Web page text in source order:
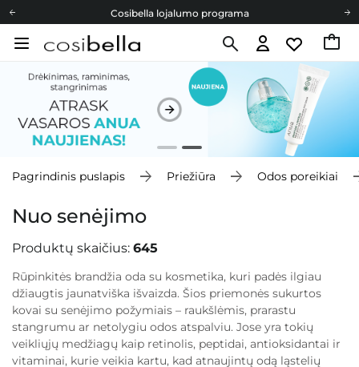
Cosibella lojalumo programa
Nemokamas pristatymas nuo 40,00 €
Cosibella lojalumo programa
Nemokamas pristatymas nuo 40,00 €
Dovanų Kortelės
Pagrindinis puslapis Priežiūra Odos poreikiai
Nuo senėjimo
Produktų skaičius: 645
Rūpinkitės brandžia oda su kosmetika, kuri padės ilgiau
džiaugtis jaunatviška išvaizda. Šios priemonės sukurtos
kovai su senėjimo požymiais – raukšlėmis, prarastu
stangrumu ar netolygiu odos atspalviu. Jose yra tokių
veikliųjų medžiagų kaip retinolis, peptidai, antioksidantai ir
vitaminai, kurie veikia kartu, kad atnaujintų odą ląstelių